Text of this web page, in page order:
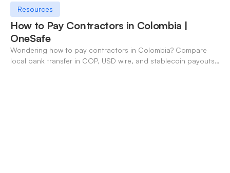
Resources
How to Pay Contractors in Colombia |
OneSafe
Wondering how to pay contractors in Colombia? Compare
local bank transfer in COP, USD wire, and stablecoin payouts.